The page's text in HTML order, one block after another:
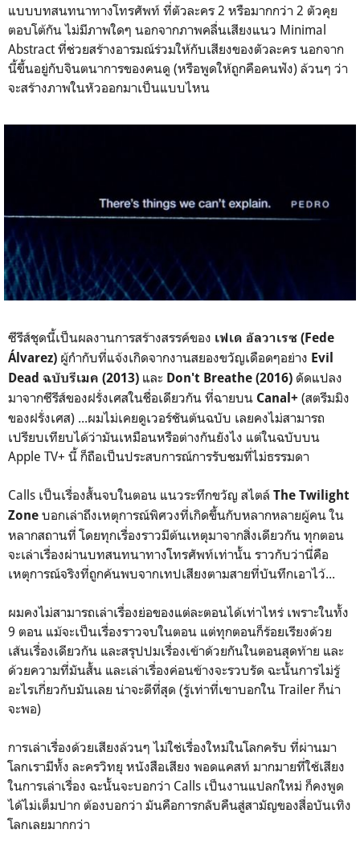
แบบบทสนทนาทางโทรศัพท์ ที่ตัวละคร 2 หรือมากกว่า 2 ตัวคุย
ตอบโต้กัน ไม่มีภาพใดๆ นอกจากภาพคลื่นเสียงแนว Minimal
Abstract ที่ช่วยสร้างอารมณ์ร่วมให้กับเสียงของตัวละคร นอกจาก
นี้ขึ้นอยู่กับจินตนาการของคนดู (หรือพูดให้ถูกคือคนฟัง) ล้วนๆ ว่า
จะสร้างภาพในหัวออกมาเป็นแบบไหน
ซีรีส์ชุดนี้เป็นผลงานการสร้างสรรค์ของ เฟเด อัลวาเรซ (Fede
Álvarez) ผู้กำกับที่แจ้งเกิดจากงานสยองขวัญเดือดๆอย่าง Evil
Dead ฉบับรีเมค (2013) และ Don't Breathe (2016) ดัดแปลง
มาจากซีรีส์ของฝรั่งเศสในชื่อเดียวกัน ที่ฉายบน Canal+ (สตรีมมิง
ของฝรั่งเศส) ...ผมไม่เคยดูเวอร์ชันต้นฉบับ เลยคงไม่สามารถ
เปรียบเทียบได้ว่ามันเหมือนหรือต่างกันยังไง แต่ในฉบับบน
Apple TV+ นี้ ก็ถือเป็นประสบการณ์การรับชมที่ไม่ธรรมดา
Calls เป็นเรื่องสั้นจบในตอน แนวระทึกขวัญ สไตล์ The Twilight
Zone บอกเล่าถึงเหตุการณ์พิศวงที่เกิดขึ้นกับหลากหลายผู้คน ใน
หลากสถานที่ โดยทุกเรื่องราวมีต้นเหตุมาจากสิ่งเดียวกัน ทุกตอน
จะเล่าเรื่องผ่านบทสนทนาทางโทรศัพท์เท่านั้น ราวกับว่านี่คือ
เหตุการณ์จริงที่ถูกค้นพบจากเทปเสียงตามสายที่บันทึกเอาไว้...
ผมคงไม่สามารถเล่าเรื่องย่อของแต่ละตอนได้เท่าไหร่ เพราะในทั้ง
9 ตอน แม้จะเป็นเรื่องราวจบในตอน แต่ทุกตอนก็ร้อยเรียงด้วย
เส้นเรื่องเดียวกัน และสรุปปมเรื่องเข้าด้วยกันในตอนสุดท้าย และ
ด้วยความที่มันสั้น และเล่าเรื่องค่อนข้างจะรวบรัด ฉะนั้นการไม่รู้
อะไรเกี่ยวกับมันเลย น่าจะดีที่สุด (รู้เท่าที่เขาบอกใน Trailer ก็น่า
จะพอ)
การเล่าเรื่องด้วยเสียงล้วนๆ ไม่ใช่เรื่องใหม่ในโลกครับ ที่ผ่านมา
โลกเรามีทั้ง ละครวิทยุ หนังสือเสียง พอดแคสท์ มากมายที่ใช้เสียง
ในการเล่าเรื่อง ฉะนั้นจะบอกว่า Calls เป็นงานแปลกใหม่ ก็คงพูด
ได้ไม่เต็มปาก ต้องบอกว่า มันคือการกลับคืนสู่สามัญของสื่อบันเทิง
โลกเลยมากกว่า